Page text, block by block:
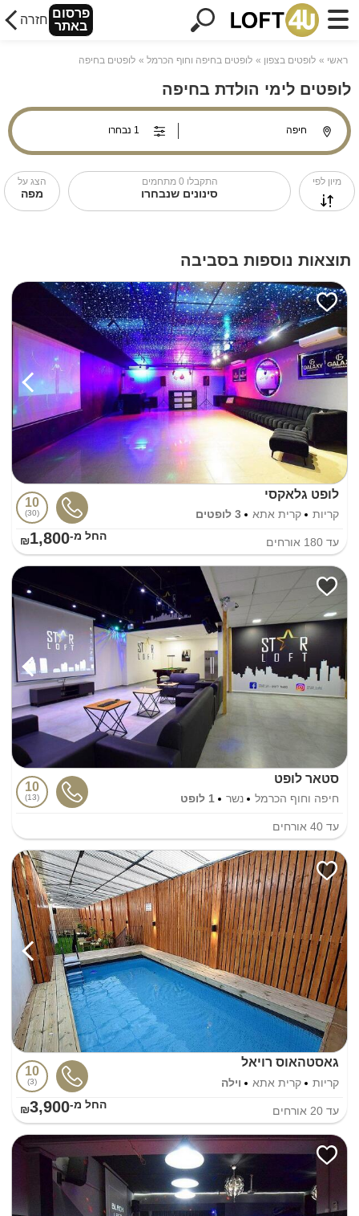
פרסום
באתר חזרה
ראשי לופטים בצפון לופטים בחיפה וחוף הכרמל לופטים בחיפה
לופטים לימי הולדת בחיפה
מיון לפי התקבלו 0 מתחמים
סינונים שנבחרו
הצג על
מפה
תוצאות נוספות בסביבה
לופט גלאקסי
קריות קרית אתא 3 לופטים
10
30
עד 180 אורחים החל מ-₪1,800
סטאר לופט
חיפה וחוף הכרמל נשר 1 לופט
10
13
עד 40 אורחים
גאסטהאוס רויאל
קריות קרית אתא וילה
10
3
עד 20 אורחים החל מ-₪3,900